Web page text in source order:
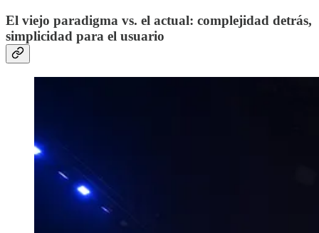
El viejo paradigma vs. el actual: complejidad detrás,
simplicidad para el usuario